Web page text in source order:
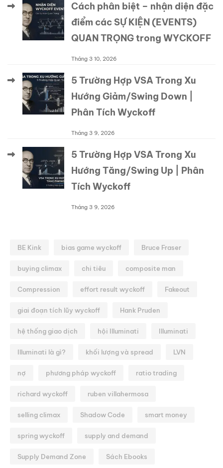
Cách phân biệt – nhận diện đặc
điểm các SỰ KIỆN (EVENTS)
QUAN TRỌNG trong WYCKOFF
Tháng 3 10, 2026
5 Trường Hợp VSA Trong Xu
Hướng Giảm/Swing Down |
Phân Tích Wyckoff
Tháng 3 9, 2026
5 Trường Hợp VSA Trong Xu
Hướng Tăng/Swing Up | Phân
Tích Wyckoff
Tháng 3 9, 2026
BE Kink bias game wyckoff Bruce Fraser
buying climax chi tiêu composite man
Compression effort result wyckoff Fakeout
giai đoạn tích lũy wyckoff Hank Pruden
hệ thống giao dịch hội Illuminati Illuminati
Illuminati là gì? khối lượng và spread LVN
nợ phương pháp wyckoff ratio trading
richard wyckoff ruben villahermosa
selling climax Shadow Code smart money
spring wyckoff supply and demand
Supply Demand Zone Sách Ebooks